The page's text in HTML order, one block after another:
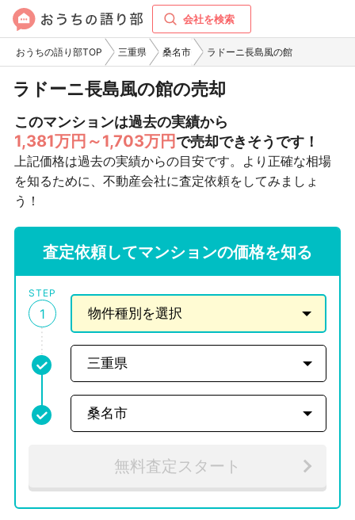
会社を検索
おうちの語り部TOP 三重県 桑名市 ラドーニ長島風の館
ラドーニ長島風の館の売却
このマンションは過去の実績から
1,381万円～1,703万円で売却できそうです！
上記価格は過去の実績からの目安です。より正確な相場
を知るために、不動産会社に査定依頼をしてみましょ
う！
査定依頼してマンションの価格を知る
STEP
1
無料査定スタート